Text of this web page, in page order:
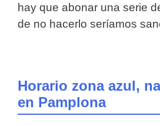
hay que abonar una serie
de no hacerlo seríamos
Horario zona azul,
en Pamplona